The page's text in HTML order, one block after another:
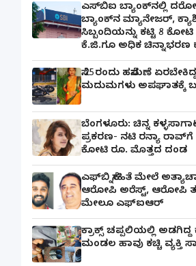
ಎಸ್‌ಬಿಐ ಬ್ಯಾಂಕ್‌ನಲ್ಲಿ‌
ಬ್ಯಾಂಕ್​ನ ಮ್ಯಾನೇಜರ್‌,
ಸಿಬ್ಬಂದಿಯನ್ನು ಕಟ್ಟಿ 8 ಕೋಟಿ
ಕೆ.ಜಿ.ಗೂ ಅಧಿಕ ಚಿನ್ನಾಭರಣ
ಸೆ.25ರಂದು ಹಸೆಮಣೆ
ಮದುಮಗಳು ಅಪಘಾತಕ್ಕೆ
ಬೆಂಗಳೂರು: ಚಿನ್ನ
ಪ್ರಕರಣ- ನಟಿ ರನ್ಯಾ ರಾವ್‌ಗೆ
ಕೋಟಿ ರೂ. ಮೊತ್ತದ ದಂಡ
ಎಫ್‌ಬಿ ಸ್ನೇಹಿತೆ ಮೇಲೆ
ಆರೋಪಿ ಅರೆಸ್ಟ್, ಆರೋಪಿ
ಮೇಲೂ ಎಫ್ಐಆರ್
ಕ್ರಾಕ್ಸ್ ಚಪ್ಪಲಿಯಲ್ಲಿ ಅಡಗಿದ್ದ
ಮಂಡಲ ಹಾವು ಕಚ್ಚಿ ವ್ಯಕ್ತಿ